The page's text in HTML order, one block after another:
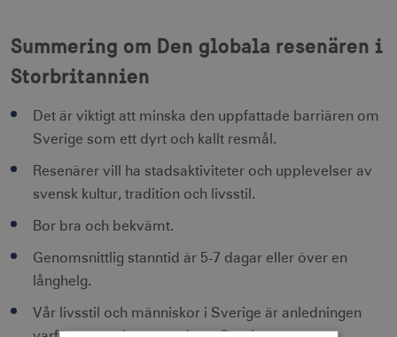
Summering om Den globala resenären i
Storbritannien
Det är viktigt att minska den uppfattade barriären om
Sverige som ett dyrt och kallt resmål.
Resenärer vill ha stadsaktiviteter och upplevelser av
svensk kultur, tradition och livsstil.
Bor bra och bekvämt.
Genomsnittlig stanntid är 5-7 dagar eller över en
långhelg.
Vår livsstil och människor i Sverige är anledningen